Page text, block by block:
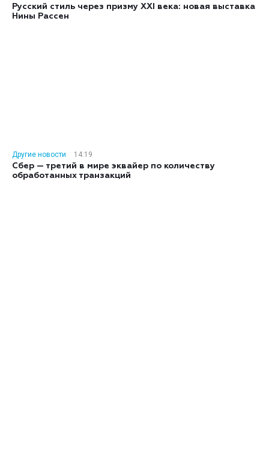
Русский стиль через призму XXI века: новая выставка
Нины Рассен
Другие новости
14:19
Сбер — третий в мире эквайер по количеству
обработанных транзакций